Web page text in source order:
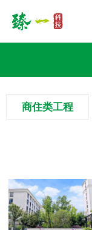
商住类工程